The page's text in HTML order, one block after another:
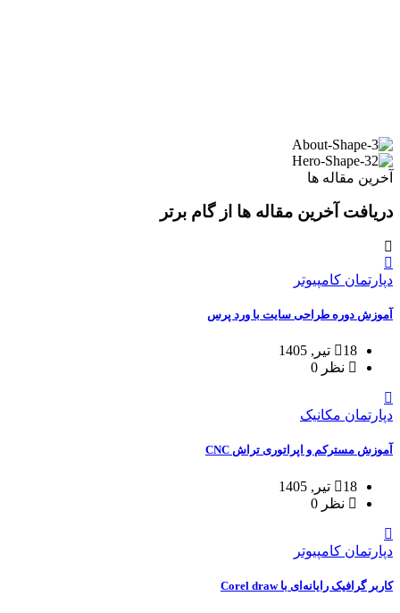
آخرین مقاله ها
دریافت آخرین مقاله ها از گام برتر
دپارتمان کامپیوتر
آموزش دوره طراحی سایت با ورد پرس
18 تیر, 1405
نظر 0
دپارتمان مکانیک
آموزش مسترکم و اپراتوری تراش CNC
18 تیر, 1405
نظر 0
دپارتمان کامپیوتر
کاربر گرافیک رایانه‌ای با Corel draw